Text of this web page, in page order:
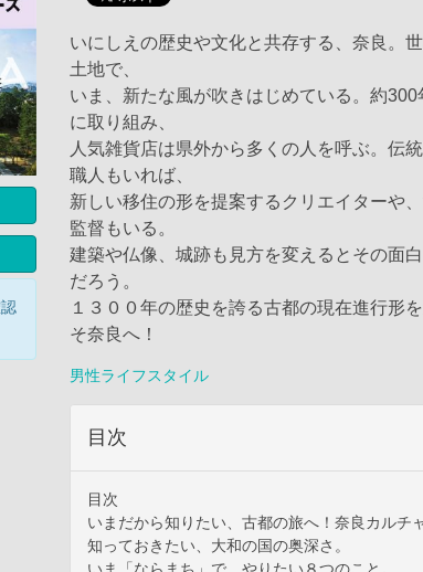
いにしえの歴史や文化と共存する、奈良。
土地で、
いま、新たな風が吹きはじめている。約300
に取り組み、
人気雑貨店は県外から多くの人を呼ぶ。伝
職人もいれば、
新しい移住の形を提案するクリエイターや
監督もいる。
建築や仏像、城跡も見方を変えるとその面
だろう。
１３００年の歴史を誇る古都の現在進行形
そ奈良へ！
男性ライフスタイル
目次
目次
いまだから知りたい、古都の旅へ！奈良カルチ
知っておきたい、大和の国の奥深さ。